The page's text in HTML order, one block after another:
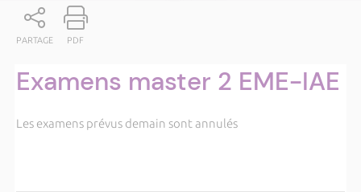
PARTAGE PDF
Examens master 2 EME-IAE
Les examens prévus demain sont annulés